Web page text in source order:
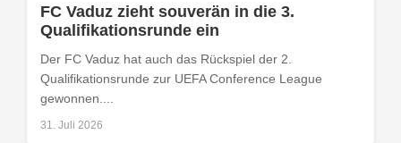
FC Vaduz zieht souverän in die 3.
Qualifikationsrunde ein
Der FC Vaduz hat auch das Rückspiel der 2.
Qualifikationsrunde zur UEFA Conference League
gewonnen....
31. Juli 2026